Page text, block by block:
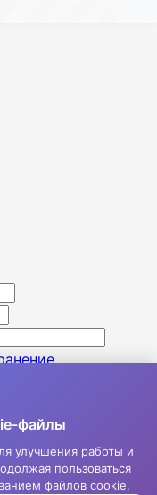
уведомлений *
уведомлений *
файлы
улучшения работы и
пользоваться
файлов cookie.